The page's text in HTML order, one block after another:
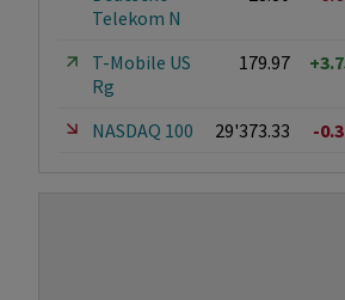
Telekom N
T-Mobile US
Rg
179.97
NASDAQ 100 29'373.33 -